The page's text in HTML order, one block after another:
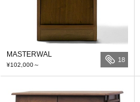
MASTERWAL
¥102,000～
18